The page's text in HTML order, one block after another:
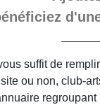
vous suffit de
ou non, club-
regroupant